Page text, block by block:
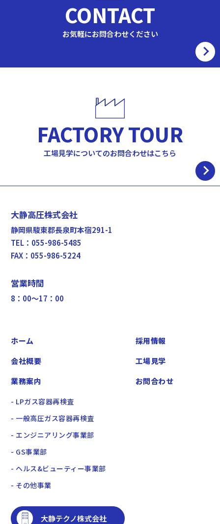
CONTACT
お気軽にお問合わせください
FACTORY TOUR
工場見学についてのお問合わせはこちら
大静高圧株式会社
静岡県駿東郡長泉町本宿291-1
TEL：055-986-5485
FAX：055-986-5224
営業時間
8：00〜17：00
ホーム
会社概要
業務案内
- LPガス容器再検査
- 一般高圧ガス容器再検査
- エンジニアリング事業部
- GS事業部
- ヘルス&ビューティー事業部
- その他事業
採用情報
工場見学
お問合わせ
大静テクノ株式会社